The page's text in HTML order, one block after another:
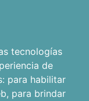
tecnologías
de
para habilitar
, para brindar